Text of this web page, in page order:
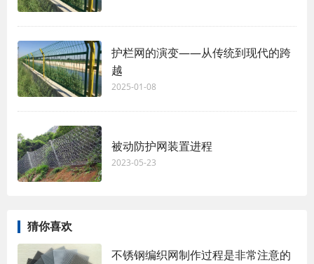
护栏网的演变——从传统到现代的跨
越
2025-01-08
被动防护网装置进程
2023-05-23
猜你喜欢
不锈钢编织网制作过程是非常注意的